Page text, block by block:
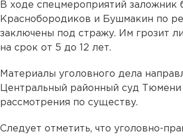
В ходе спецмероприятий заложник
Краснобородиков и Бушмакин по
заключены под стражу. Им грозит
на срок от 5 до 12 лет.
Материалы уголовного дела
Центральный районный суд Тюмени
рассмотрения по существу.
Следует отметить, что уголовно-